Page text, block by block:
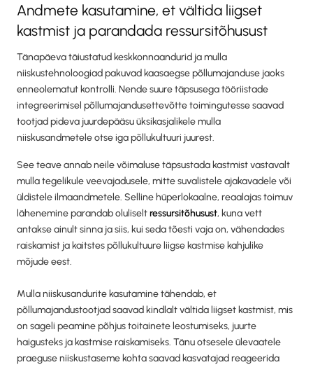
Andmete kasutamine, et vältida liigset
kastmist ja parandada ressursitõhusust
Tänapäeva täiustatud keskkonnaandurid ja mulla
niiskustehnoloogiad pakuvad kaasaegse põllumajanduse jaoks
enneolematut kontrolli. Nende suure täpsusega tööriistade
integreerimisel põllumajandusettevõtte toimingutesse saavad
tootjad pideva juurdepääsu üksikasjalikele mulla
niiskusandmetele otse iga põllukultuuri juurest.
See teave annab neile võimaluse täpsustada kastmist vastavalt
mulla tegelikule veevajadusele, mitte suvalistele ajakavadele või
üldistele ilmaandmetele. Selline hüperlokaalne, reaalajas toimuv
lähenemine parandab oluliseltressursitõhusust, kuna vett
antakse ainult sinna ja siis, kui seda tõesti vaja on, vähendades
raiskamist ja kaitstes põllukultuure liigse kastmise kahjulike
mõjude eest.
Mulla niiskusandurite kasutamine tähendab, et
põllumajandustootjad saavad kindlalt vältida liigset kastmist, mis
on sageli peamine põhjus toitainete leostumiseks, juurte
haigusteks ja kastmise raiskamiseks. Tänu otsesele ülevaatele
praeguse niiskustaseme kohta saavad kasvatajad reageerida